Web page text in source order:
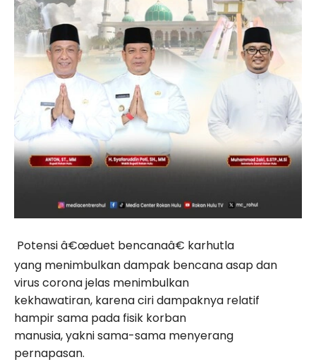
Potensi â€œduet bencanaâ€ karhutla
yang menimbulkan dampak bencana asap dan
virus corona jelas menimbulkan
kekhawatiran, karena ciri dampaknya relatif
hampir sama pada fisik korban
manusia, yakni sama-sama menyerang
pernapasan.